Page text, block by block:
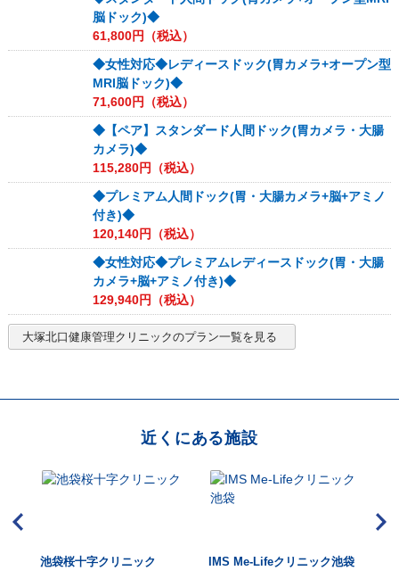
脳ドック)◆
61,800円（税込）
◆女性対応◆レディースドック(胃カメラ+オープン型
MRI脳ドック)◆
71,600円（税込）
◆【ペア】スタンダード人間ドック(胃カメラ・大腸
カメラ)◆
115,280円（税込）
◆プレミアム人間ドック(胃・大腸カメラ+脳+アミノ
付き)◆
120,140円（税込）
◆女性対応◆プレミアムレディースドック(胃・大腸
カメラ+脳+アミノ付き)◆
129,940円（税込）
大塚北口健康管理クリニックのプラン一覧を見る
近くにある施設
池袋桜十字クリニック IMS Me-Lifeクリニック池袋